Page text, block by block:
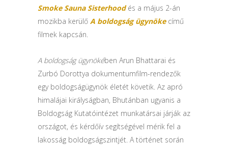
Smoke Sauna Sisterhoodés a május 2-án
mozikba kerülő A boldogság ügynökecímű
filmek kapcsán.
A boldogság ügynökében Arun Bhattarai és
Zurbó Dorottya dokumentumfilm-rendezők
egy boldogságügynök életét követik. Az apró
himalájai királyságban, Bhutánban ugyanis a
Boldogság Kutatóintézet munkatársai járják az
országot, és kérdőív segítségével mérik fel a
lakosság boldogságszintjét. A történet során